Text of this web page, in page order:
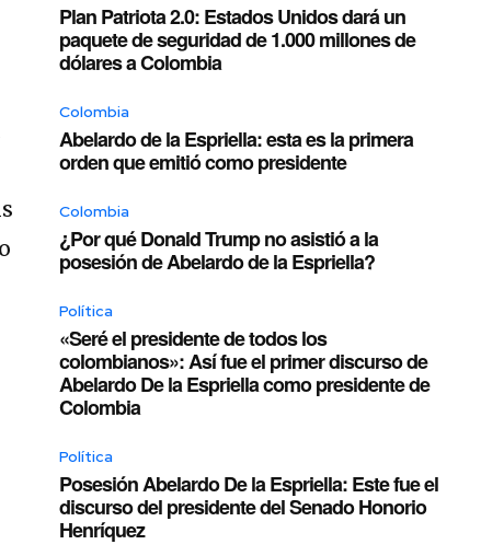
Plan Patriota 2.0: Estados Unidos dará un
paquete de seguridad de 1.000 millones de
dólares a Colombia
Colombia
Abelardo de la Espriella: esta es la primera
orden que emitió como presidente
Colombia
¿Por qué Donald Trump no asistió a la
posesión de Abelardo de la Espriella?
Política
«Seré el presidente de todos los
colombianos»: Así fue el primer discurso de
Abelardo De la Espriella como presidente de
Colombia
Política
Posesión Abelardo De la Espriella: Este fue el
discurso del presidente del Senado Honorio
Henríquez